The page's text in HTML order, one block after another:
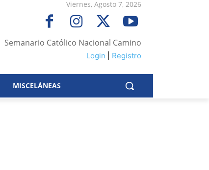
Viernes, Agosto 7, 2026
Semanario Católico Nacional Camino
Login Registro
MISCELÁNEAS